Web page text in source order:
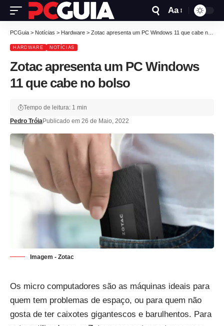
Aa
PCGuia > Notícias > Hardware > Zotac apresenta um PC Windows 11 que cabe no bolso
HARDWARE NOTÍCIAS
Zotac apresenta um PC Windows
11 que cabe no bolso
Pedro TróiaPublicado em 26 de Maio, 2022
Tempo de leitura: 1 min
Imagem - Zotac
Os micro computadores são as máquinas ideais para
quem tem problemas de espaço, ou para quem não
gosta de ter caixotes gigantescos e barulhentos. Para